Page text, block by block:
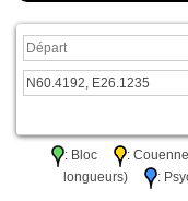
: Bloc :
longueurs)
: